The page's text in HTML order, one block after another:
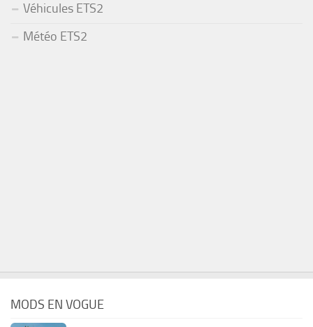
Véhicules ETS2
Météo ETS2
MODS EN VOGUE